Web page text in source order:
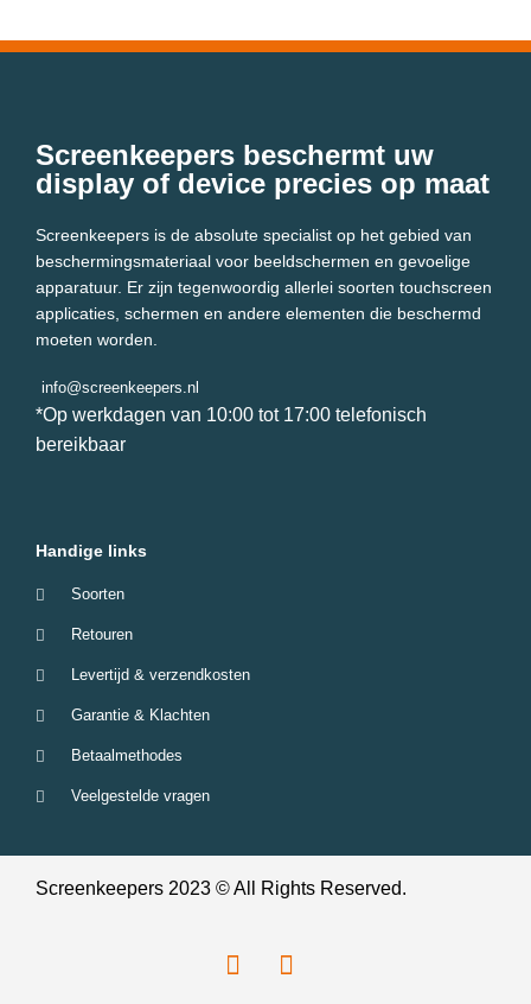
Screenkeepers beschermt uw
display of device precies op maat
Screenkeepers is de absolute specialist op het gebied van
beschermingsmateriaal voor beeldschermen en gevoelige
apparatuur. Er zijn tegenwoordig allerlei soorten touchscreen
applicaties, schermen en andere elementen die beschermd
moeten worden.
info@screenkeepers.nl
*Op werkdagen van 10:00 tot 17:00 telefonisch
bereikbaar
Handige links
Soorten
Retouren
Levertijd & verzendkosten
Garantie & Klachten
Betaalmethodes
Veelgestelde vragen
Screenkeepers 2023 © All Rights Reserved.